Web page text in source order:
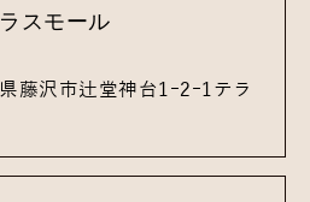
スモール
藤沢市辻堂神台1ｰ2ｰ1 テラ